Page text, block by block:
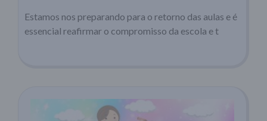
Estamos nos preparando para o retorno das aulas e é
essencial reafirmar o compromisso da escola e t